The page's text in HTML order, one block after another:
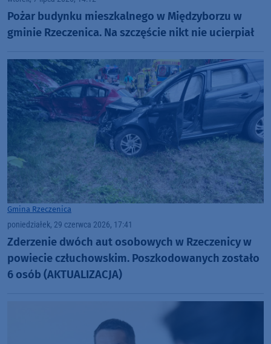
Pożar budynku mieszkalnego w Międzyborzu w
gminie Rzeczenica. Na szczęście nikt nie ucierpiał
Gmina Rzeczenica
poniedziałek, 29 czerwca 2026, 17:41
Zderzenie dwóch aut osobowych w Rzeczenicy w
powiecie człuchowskim. Poszkodowanych zostało
6 osób (AKTUALIZACJA)